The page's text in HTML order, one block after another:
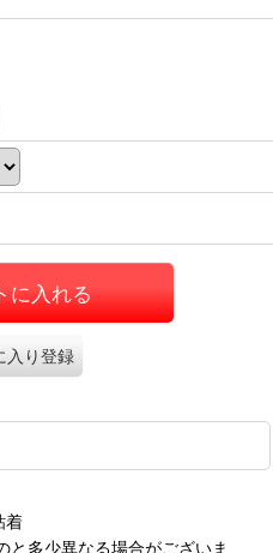
に入れる
入り登録
着
多少異なる場合がございま